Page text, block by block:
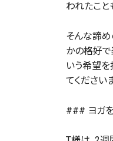
われたこと
そんな諦め
かの格好で
いう希望
てください
### ヨガ